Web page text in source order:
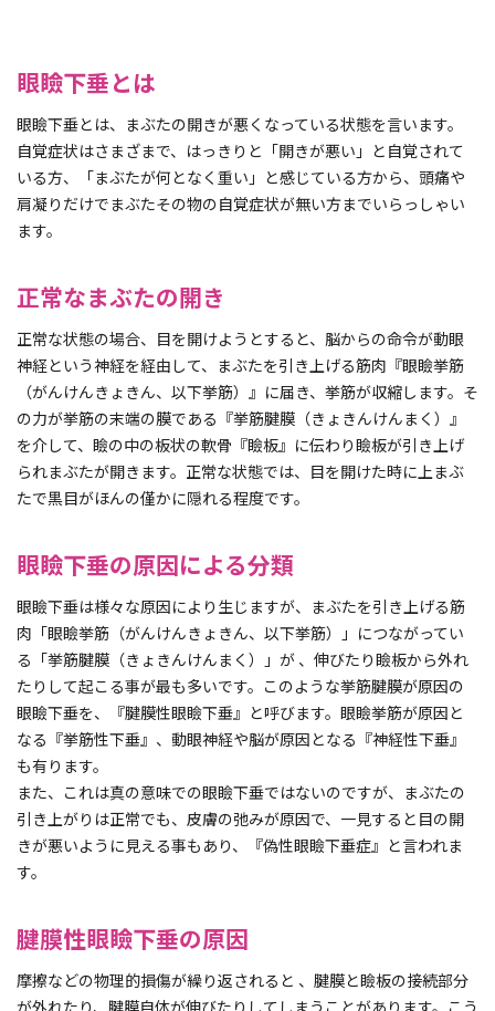
眼瞼下垂とは
眼瞼下垂とは、まぶたの開きが悪くなっている状態を言います。
自覚症状はさまざまで、はっきりと「開きが悪い」と自覚されて
いる方、「まぶたが何となく重い」と感じている方から、頭痛や
肩凝りだけでまぶたその物の自覚症状が無い方までいらっしゃい
ます。
正常なまぶたの開き
正常な状態の場合、目を開けようとすると、脳からの命令が動眼
神経という神経を経由して、まぶたを引き上げる筋肉『眼瞼挙筋
（がんけんきょきん、以下挙筋）』に届き、挙筋が収縮します。そ
の力が挙筋の末端の膜である『挙筋腱膜（きょきんけんまく）』
を介して、瞼の中の板状の軟骨『瞼板』に伝わり瞼板が引き上げ
られまぶたが開きます。正常な状態では、目を開けた時に上まぶ
たで黒目がほんの僅かに隠れる程度です。
眼瞼下垂の原因による分類
眼瞼下垂は様々な原因により生じますが、まぶたを引き上げる筋
肉「眼瞼挙筋（がんけんきょきん、以下挙筋）」につながってい
る「挙筋腱膜（きょきんけんまく）」が 、伸びたり瞼板から外れ
たりして起こる事が最も多いです。このような挙筋腱膜が原因の
眼瞼下垂を、『腱膜性眼瞼下垂』と呼びます。眼瞼挙筋が原因と
なる『挙筋性下垂』、動眼神経や脳が原因となる『神経性下垂』
も有ります。
また、これは真の意味での眼瞼下垂ではないのですが、まぶたの
引き上がりは正常でも、皮膚の弛みが原因で、一見すると目の開
きが悪いように見える事もあり、『偽性眼瞼下垂症』と言われま
す。
腱膜性眼瞼下垂の原因
摩擦などの物理的損傷が繰り返されると 、腱膜と瞼板の接続部分
が外れたり、腱膜自体が伸びたりしてしまうことがあります。こう